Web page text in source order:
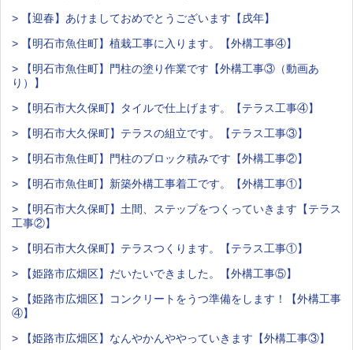
> 【迎春】あけましておめでとうございます【戌年】
> 【明石市魚住町】植栽工事に入ります。【外構工事④】
> 【明石市魚住町】門柱の塗り作業です【外構工事③（動画あ
り）】
> 【明石市大久保町】タイルで仕上げます。【テラス工事④】
> 【明石市大久保町】テラスの組立です。【テラス工事③】
> 【明石市魚住町】門柱のブロック積みです【外構工事②】
> 【明石市魚住町】新築外構工事着工です。【外構工事①】
> 【明石市大久保町】土間、ステップをつくっていきます【テラス
工事②】
> 【明石市大久保町】テラスつくります。【テラス工事①】
> 【姫路市広畑区】だいたいできました。【外構工事⑤】
> 【姫路市広畑区】コンクリートをうつ準備をします！【外構工事
④】
> 【姫路市広畑区】なんやかんややっていきます【外構工事③】